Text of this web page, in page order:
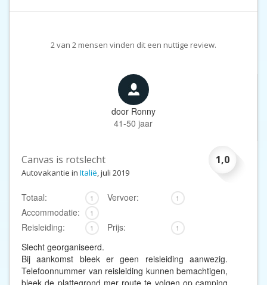
2van 2 mensen vinden dit een nuttige review.
door Ronny
41-50 jaar
1,0
Canvas is rotslecht
Autovakantie in Italië, juli 2019
Totaal: 1 Vervoer: 1
Accommodatie: 1
Reisleiding: 1 Prijs: 1
Slecht georganiseerd.
Bij aankomst bleek er geen reisleiding aanwezig.
Telefoonnummer van reisleiding kunnen bemachtigen,
bleek de plattegrond mer route te volgen op camping